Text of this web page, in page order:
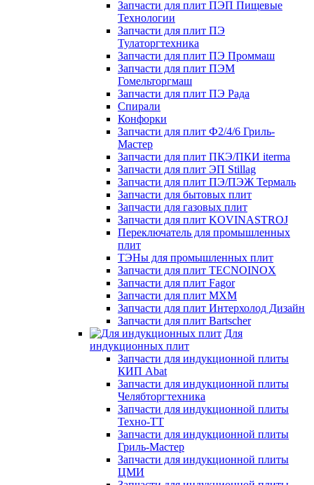
Запчасти для плит ПЭП Пищевые
Технологии
Запчасти для плит ПЭ
Тулаторгтехника
Запчасти для плит ПЭ Проммаш
Запчасти для плит ПЭМ
Гомельторгмаш
Запчасти для плит ПЭ Рада
Спирали
Конфорки
Запчасти для плит Ф2/4/6 Гриль-
Мастер
Запчасти для плит ПКЭ/ПКИ iterma
Запчасти для плит ЭП Stillag
Запчасти для плит ПЭ/ПЭЖ Термаль
Запчасти для бытовых плит
Запчасти для газовых плит
Запчасти для плит KOVINASTROJ
Переключатель для промышленных
плит
ТЭНы для промышленных плит
Запчасти для плит TECNOINOX
Запчасти для плит Fagor
Запчасти для плит МХМ
Запчасти для плит Интерхолод Дизайн
Запчасти для плит Bartscher
Для
индукционных плит
Запчасти для индукционной плиты
КИП Abat
Запчасти для индукционной плиты
Челябторгтехника
Запчасти для индукционной плиты
Техно-ТТ
Запчасти для индукционной плиты
Гриль-Мастер
Запчасти для индукционной плиты
ЦМИ